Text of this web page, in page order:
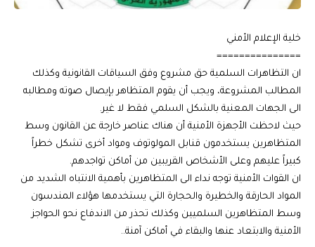
خلية الإعلام الأمني
===============
ان التظاهرات السلمية حق مشروع وفق السياقات القانونية وكذلك
المطالب المشروعة، ويجب أن يقوم المتظاهر بإيصال صوته ومطالبه
الى الجهات المعنية بالشكل السلمي فقط لا غير.
حيث لاحظت الأجهزة الأمنية أن هناك عناصر خارجة عن القانون وسط
المتظاهرين يستخدمون قنابل المولوتوف ومواد أخرى تشكل خطراً
كبيراً عليهم وعلى الأشخاص القريبين من أماكن تواجدهم.
ان القوات الأمنية توجه نداء الى المتظاهرين بأهمية الانتباه الشديد من
المواد الحارقة والخطيرة والحجارة التي يستخدمها هؤلاء المندسون
وسط المتظاهرين السلميين وكذلك تحذر من الاندفاع نحو الحواجز
الأمنية والابتعاد عنها والبقاء في أماكن آمنة..